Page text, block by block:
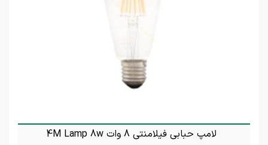
لامپ حبابی فیلامنتی 8 وات 4M Lamp 8w